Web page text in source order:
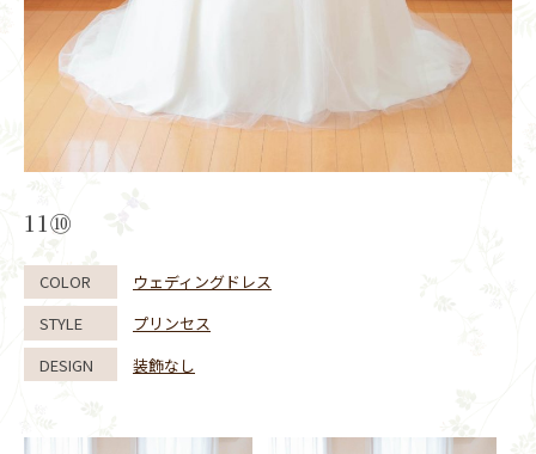
11⑩
COLOR
ウェディングドレス
STYLE
プリンセス
DESIGN
装飾なし